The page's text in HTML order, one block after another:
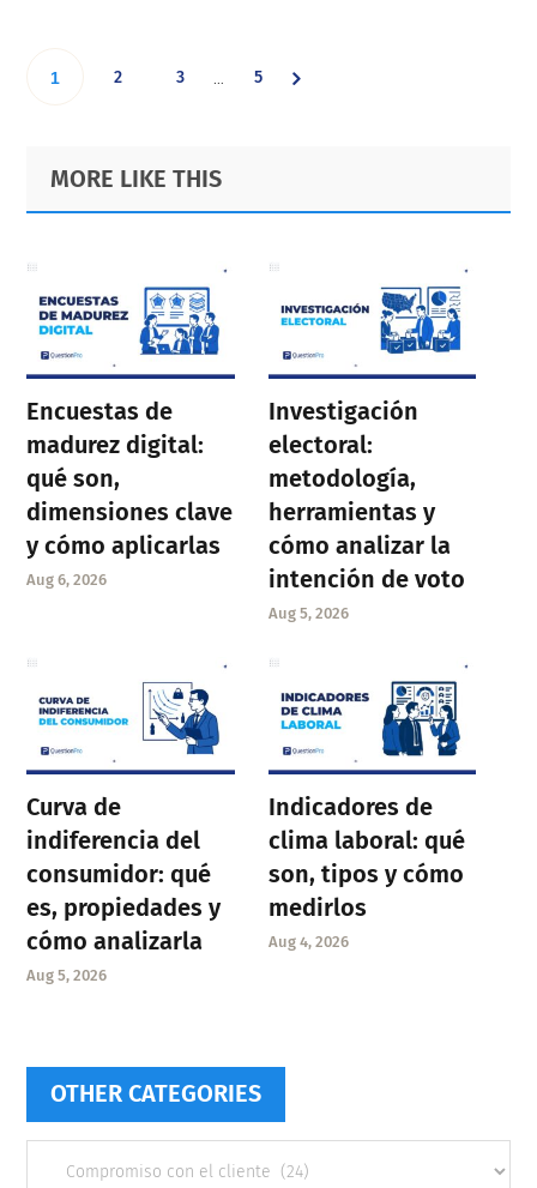
Go
page
1 Go
page
2 Go
page
3
pages
… Go
5
Primary
Sidebar
Footer
MORE LIKE THIS
Encuestas de
madurez digital:
qué son,
dimensiones clave
y cómo aplicarlas
Aug 6, 2026
Investigación
electoral:
metodología,
herramientas y
cómo analizar la
intención de voto
Aug 5, 2026
Curva de
indiferencia del
consumidor: qué
es, propiedades y
cómo analizarla
Aug 5, 2026
Indicadores de
clima laboral: qué
son, tipos y cómo
medirlos
Aug 4, 2026
OTHER CATEGORIES
categories